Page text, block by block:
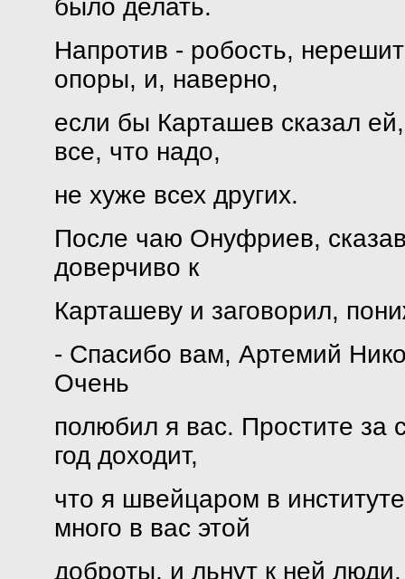
было делать.
Напротив - робость,
опоры, и, наверно,
если бы Карташев сказал
все, что надо,
не хуже всех других.
После чаю Онуфриев,
доверчиво к
Карташеву и заговорил,
- Спасибо вам, Артемий
Очень
полюбил я вас. Простите за
год доходит,
что я швейцаром в
много в вас этой
доброты, и льнут к ней